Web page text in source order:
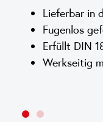
Lieferbar in
Fugenlos
Erfüllt DIN
Werkseitig